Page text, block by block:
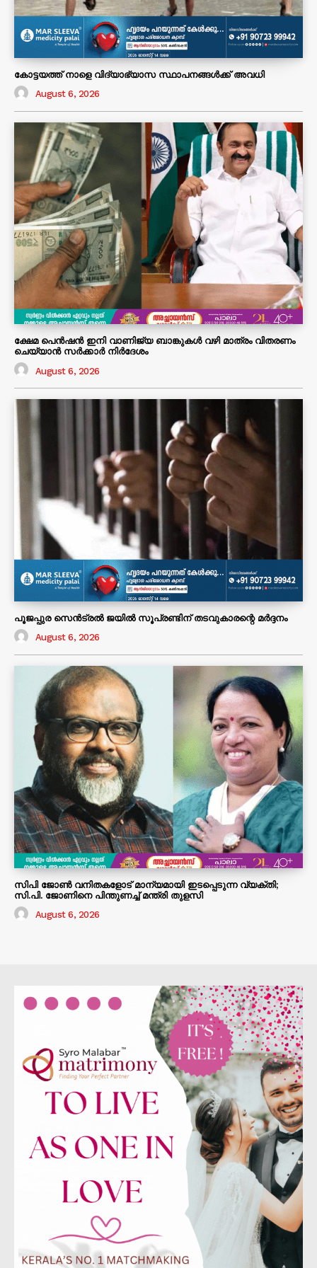
കോട്ടയത്ത് നാളെ വിദ്യാഭ്യാസ സ്ഥാപനങ്ങൾക്ക് അവധി
August 6, 2026
ക്ഷേമ പെൻഷൻ ഇനി വാണിജ്യ ബാങ്കുകൾ വഴി മാത്രം വിതരണം
ചെയ്യാൻ സർക്കാർ നിർദേശം
August 6, 2026
പൂജപ്പുര സെൻട്രൽ ജയിൽ സൂപ്രണ്ടിന് തടവുകാരന്റെ മർദ്ദനം
August 6, 2026
സിപി ജോൺ വനിതകളോട് മാന്യമായി ഇടപ്പെടുന്ന വ്യക്തി;
സി.പി. ജോണിനെ പിന്തുണച്ച് മന്ത്രി തുളസി
August 6, 2026